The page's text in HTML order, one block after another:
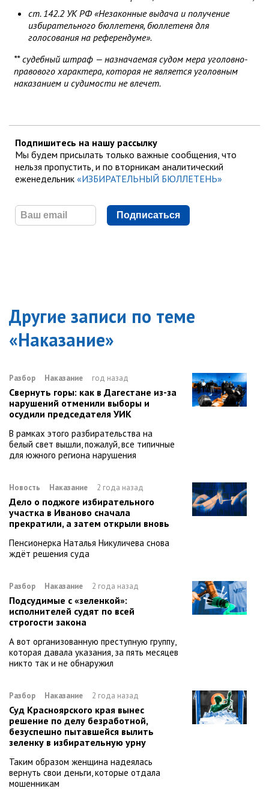
ст. 142.2 УК РФ «Незаконные выдача и получение
избирательного бюллетеня, бюллетеня для
голосования на референдуме».
** судебный штраф — назначаемая судом мера уголовно-
правового характера, которая не является уголовным
наказанием и судимости не влечет.
Подпишитесь на нашу рассылку
Мы будем присылать только важные сообщения, что
нельзя пропустить, и по вторникам аналитический
еженедельник «ИЗБИРАТЕЛЬНЫЙ БЮЛЛЕТЕНЬ»
Подписаться
Другие записи по теме
«Наказание»
Разбор Наказание год назад
Свернуть горы: как в Дагестане из-за
нарушений отменили выборы и
осудили председателя УИК
В рамках этого разбирательства на
белый свет вышли, пожалуй, все типичные
для южного региона нарушения
Новость Наказание 2 года назад
Дело о поджоге избирательного
участка в Иваново сначала
прекратили, а затем открыли вновь
Пенсионерка Наталья Никуличева снова
ждёт решения суда
Разбор Наказание 2 года назад
Подсудимые с «зеленкой»:
исполнителей судят по всей
строгости закона
А вот организованную преступную группу,
которая давала указания, за пять месяцев
никто так и не обнаружил
Разбор Наказание 2 года назад
Суд Красноярского края вынес
решение по делу безработной,
безуспешно пытавшейся вылить
зеленку в избирательную урну
Таким образом женщина надеялась
вернуть свои деньги, которые отдала
мошенникам